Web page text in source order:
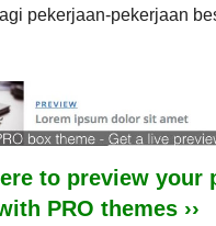
pekerjaan-pekerjaan
to preview your
PRO themes ››